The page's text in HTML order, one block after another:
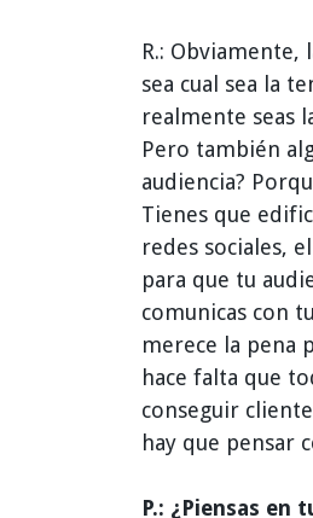
R.:
sea cual sea la
realmente seas
Pero también
audiencia?
Tienes que
redes sociales,
para que tu
comunicas con
merece la pena
hace falta que
conseguir
hay que pensar
P.: ¿Piensas